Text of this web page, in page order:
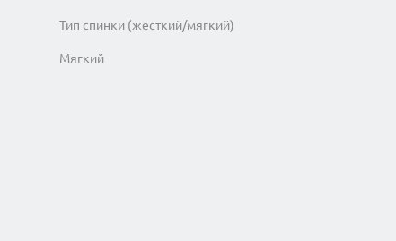
Тип спинки (жесткий/мягкий)
Мягкий